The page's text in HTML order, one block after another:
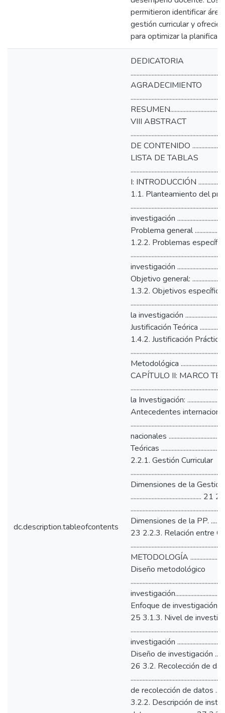
permitieron identificar
gestión curricular y
para optimizar la
dc.description.tableofcontents
DEDICATORIA
AGRADECIMIENTO
VIII ABSTRACT
DE CONTENIDO
LISTA DE TABLAS
I: INTRODUCCIÓN
1.1. Planteamiento del
investigación
Problema general
1.2.2. Problemas
investigación
Objetivo general:
1.3.2. Objetivos
la investigación
Justificación Teórica
1.4.2. Justificación Práctica
Metodológica
CAPÍTULO II: MARCO
la Investigación:
Antecedentes
nacionales
Teóricas
2.2.1. Gestión Curricular
Dimensiones de la Gestión
...............................................
Dimensiones de la PP.
23 2.2.3. Relación entre
METODOLOGÍA
Diseño metodológico
Enfoque de investigación
25 3.1.3. Nivel de
investigación
Diseño de investigación
26 3.2. Recolección de
de recolección de datos
3.2.2. Descripción de